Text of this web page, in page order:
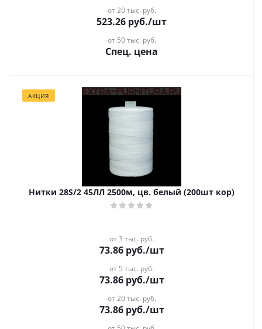
от 20 тыс. руб.
523.26 руб./шт
от 50 тыс. руб.
Спец. цена
АКЦИЯ
Нитки 28S/2 45ЛЛ 2500м, цв. белый (200шт кор)
от 3 тыс. руб.
73.86руб./шт
от 5 тыс. руб.
73.86руб./шт
от 20 тыс. руб.
73.86руб./шт